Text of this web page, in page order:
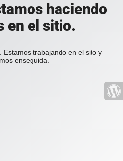
haciendo
en el sitio.
Estamos trabajando en el sito y
enseguida.